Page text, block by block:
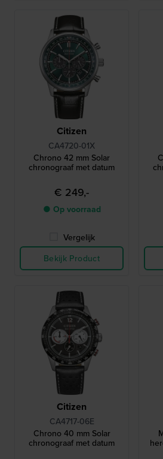
Citizen
CA4720-01X
Chrono 42 mm Solar
chronograaf met datum
€ 249,-
● Op voorraad
Vergelijk
Bekijk Product
Citizen
CA4717-06E
Chrono 40 mm Solar
chronograaf met datum